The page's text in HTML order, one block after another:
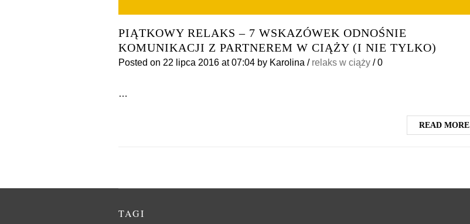
PIĄTKOWY RELAKS – 7 WSKAZÓWEK ODNOŚNIE
KOMUNIKACJI Z PARTNEREM W CIĄŻY (I NIE TYLKO)
Posted on 22 lipca 2016 at 07:04 by Karolina / relaks w ciąży /0
…
READ MORE
TAGI